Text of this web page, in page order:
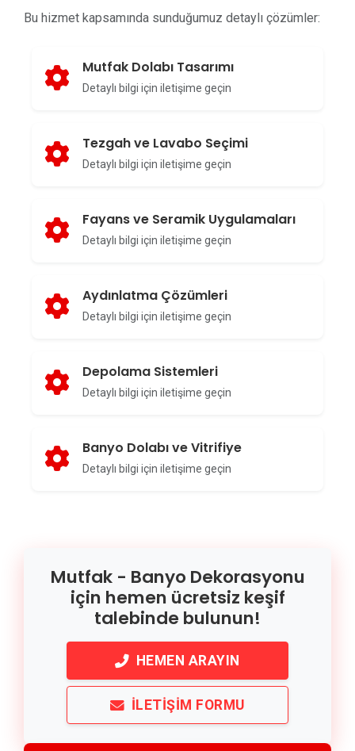
Bu hizmet kapsamında sunduğumuz detaylı çözümler:
Mutfak Dolabı Tasarımı
Detaylı bilgi için iletişime geçin
Tezgah ve Lavabo Seçimi
Detaylı bilgi için iletişime geçin
Fayans ve Seramik Uygulamaları
Detaylı bilgi için iletişime geçin
Aydınlatma Çözümleri
Detaylı bilgi için iletişime geçin
Depolama Sistemleri
Detaylı bilgi için iletişime geçin
Banyo Dolabı ve Vitrifiye
Detaylı bilgi için iletişime geçin
Mutfak - Banyo Dekorasyonu
için hemen ücretsiz keşif
talebinde bulunun!
HEMEN ARAYIN
İLETIŞIM FORMU